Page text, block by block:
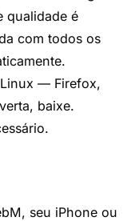
qualidade é
com todos os
— Firefox,
baixe.
seu iPhone ou